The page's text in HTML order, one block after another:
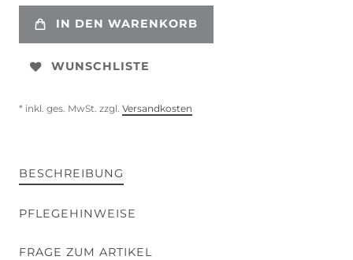
IN DEN WARENKORB
WUNSCHLISTE
* inkl. ges. MwSt. zzgl. Versandkosten
BESCHREIBUNG
PFLEGEHINWEISE
FRAGE ZUM ARTIKEL